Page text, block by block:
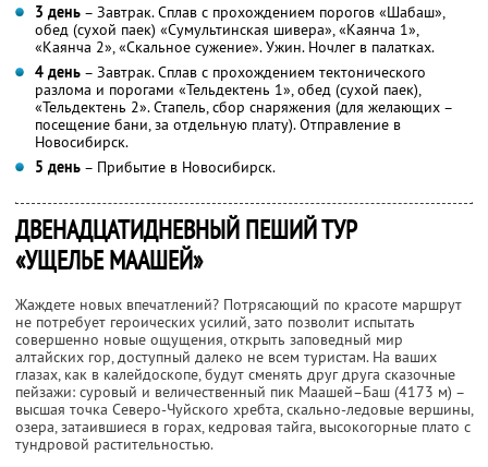
3 день – Завтрак. Сплав с прохождением порогов «Шабаш»,
обед (сухой паек) «Сумультинская шивера», «Каянча 1»,
«Каянча 2», «Скальное сужение». Ужин. Ночлег в палатках.
4 день – Завтрак. Сплав с прохождением тектонического
разлома и порогами «Тельдектень 1», обед (сухой паек),
«Тельдектень 2». Стапель, сбор снаряжения (для желающих –
посещение бани, за отдельную плату). Отправление в
Новосибирск.
5 день – Прибытие в Новосибирск.
ДВЕНАДЦАТИДНЕВНЫЙ ПЕШИЙ ТУР
«УЩЕЛЬЕ МААШЕЙ»
Жаждете новых впечатлений? Потрясающий по красоте маршрут
не потребует героических усилий, зато позволит испытать
совершенно новые ощущения, открыть заповедный мир
алтайских гор, доступный далеко не всем туристам. На ваших
глазах, как в калейдоскопе, будут сменять друг друга сказочные
пейзажи: суровый и величественный пик Маашей–Баш (4173 м) –
высшая точка Северо-Чуйского хребта, скально-ледовые вершины,
озера, затаившиеся в горах, кедровая тайга, высокогорные плато с
тундровой растительностью.